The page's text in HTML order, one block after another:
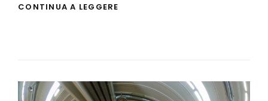
CONTINUA A LEGGERE
PROGRAMMA